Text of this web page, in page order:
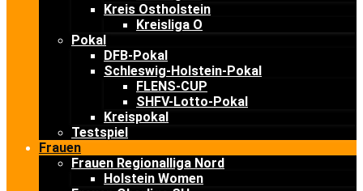
Kreis Ostholstein
Kreisliga O
Pokal
DFB-Pokal
Schleswig-Holstein-Pokal
FLENS-CUP
SHFV-Lotto-Pokal
Kreispokal
Testspiel
Frauen
Frauen Regionalliga Nord
Holstein Women